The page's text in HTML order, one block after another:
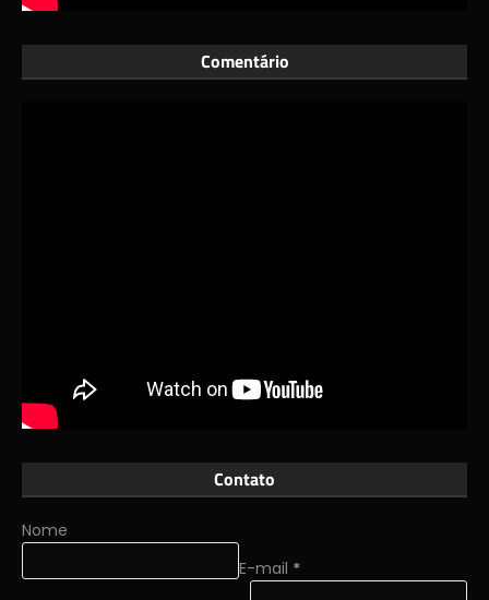
Comentário
Contato
Nome
E-mail *